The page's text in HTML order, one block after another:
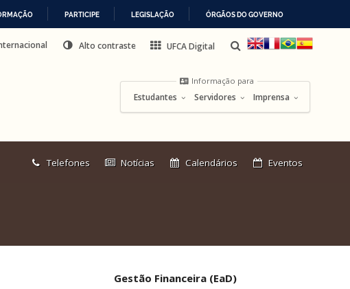
PARTICIPE LEGISLAÇÃO ÓRGÃOS DO GOVERNO
Alto contraste UFCA Digital
Informação para
Estudantes Servidores Imprensa
Link
Telefones Notícias Calendários Eventos
Gestão Financeira (EaD)